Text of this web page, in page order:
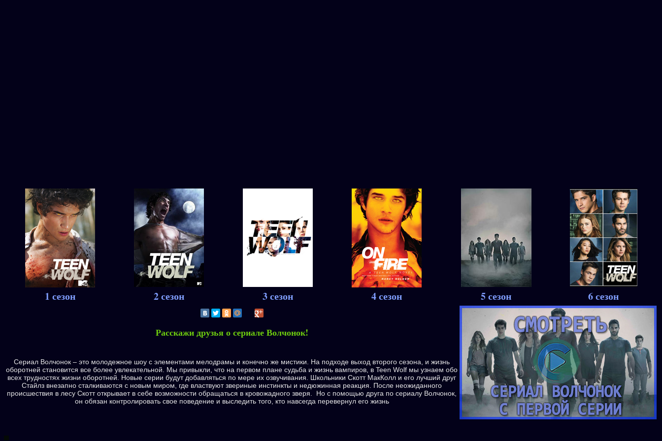
1 сезон 2 сезон 3 сезон 4 сезон 5 сезон 6 сезон
Расскажи друзья о сериале Волчонок!
Сериал Волчонок – это молодежное шоу с элементами мелодрамы и конечно же мистики. На подходе выход второго сезона, и жизнь
оборотней становится все более увлекательной. Мы привыкли, что на первом плане судьба и жизнь вампиров, в Teen Wolf мы узнаем обо
всех трудностях жизни оборотней. Новые серии будут добавляться по мере их озвучивания. Школьники Скотт МакКолл и его лучший друг
Стайлз внезапно сталкиваются с новым миром, где властвуют звериные инстинкты и недюжинная реакция. После неожиданного
происшествия в лесу Скотт открывает в себе возможности обращаться в кровожадного зверя. Но с помощью друга по сериалу Волчонок,
он обязан контролировать свое поведение и выследить того, кто навсегда перевернул его жизнь